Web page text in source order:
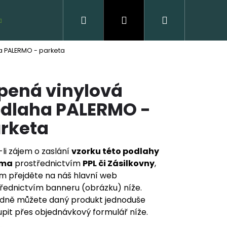
VZORKY ZDARMA Přihlášení
- parketa
vinylová
PALERMO -
zájem o zaslánívzorku této podlahy
prostřednictvím PPL či Zásilkovny,
přejděte na náš hlavní web
banneru (obrázku) níže.
můžete daný produkt jednoduše
přes objednávkový formulář níže.
PODLAHA DUB